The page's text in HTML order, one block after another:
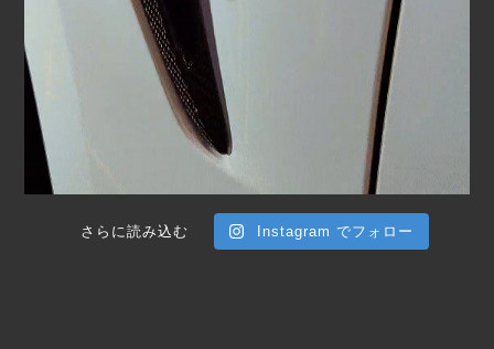
さらに読み込む Instagram でフォロー